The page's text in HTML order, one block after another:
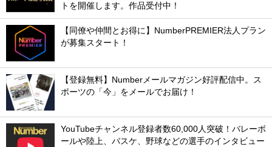
トを開催します。作品受付中！
【同僚や仲間とお得に】NumberPREMIER法人プラン
が募集スタート！
【登録無料】Numberメールマガジン好評配信中。ス
ポーツの「今」をメールでお届け！
YouTubeチャンネル登録者数60,000人突破！バレーボ
ールや陸上、バスケ、野球などの選手のインタビュー